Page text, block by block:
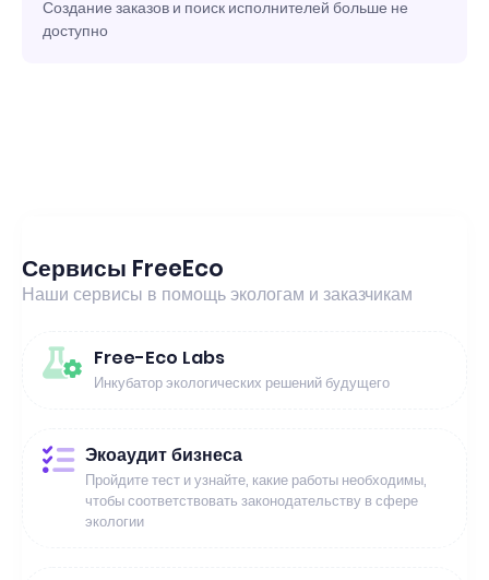
Создание заказов и поиск исполнителей больше не
доступно
Сервисы FreeEco
Наши сервисы в помощь экологам и заказчикам
Free-Eco Labs
Инкубатор экологических решений будущего
Экоаудит бизнеса
Пройдите тест и узнайте, какие работы необходимы,
чтобы соответствовать законодательству в сфере
экологии